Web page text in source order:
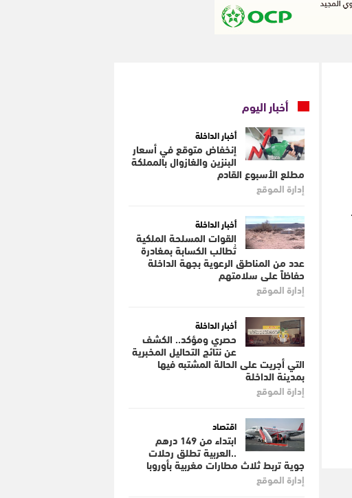
أخبار اليوم
أخبار الداخلة
إنخفاض متوقع في أسعار
البنزين والغازوال بالمملكة
مطلع الأسبوع القادم
إدارة الموقع
أخبار الداخلة
القوات المسلحة الملكية
تُطالب الكسابة بمغادرة
عدد من المناطق الرعوية بجهة الداخلة
حفاظاً على سلامتهم
إدارة الموقع
أخبار الداخلة
حصري ومؤكد.. الكشف
عن نتائج التحاليل المخبرية
التي أجريت على الحالة المشتبه فيها
بمدينة الداخلة
إدارة الموقع
اقتصاد
ابتداء من 149 درهم
..العربية تطلق رحلات
جوية تربط ثلاث مطارات مغربية بأوروبا
إدارة الموقع